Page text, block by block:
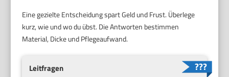
Eine gezielte Entscheidung spart Geld und Frust. Überlege
kurz, wie und wo du übst. Die Antworten bestimmen
Material, Dicke und Pflegeaufwand.
Leitfragen